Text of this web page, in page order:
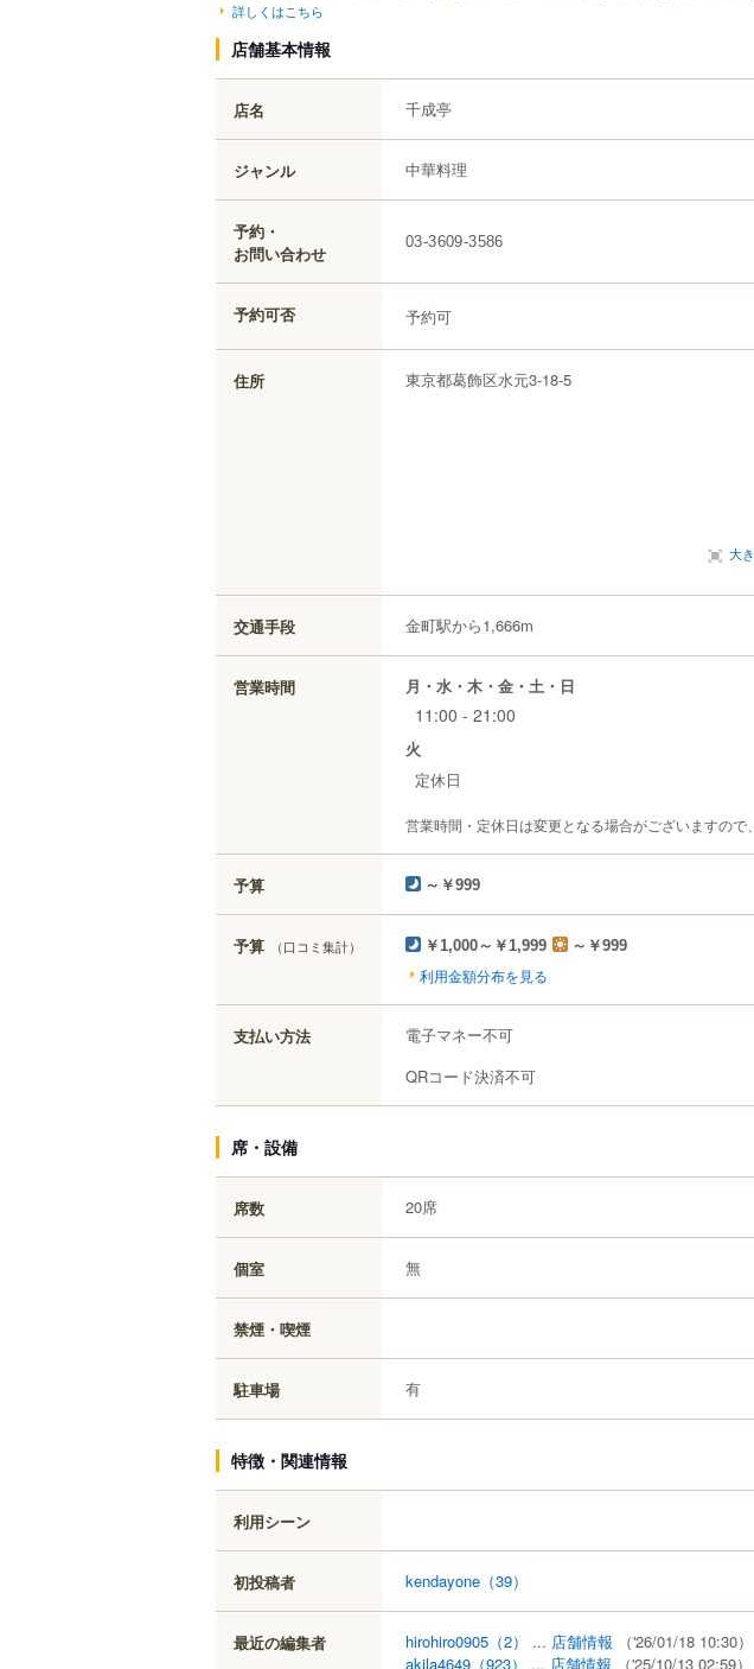
詳しくはこちら
店舗基本情報
店名 千成亭
ジャンル 中華料理
予約・
お問い合わせ
03-3609-3586
予約可否 予約可
住所 東京都葛飾区水元3-18-5
大
交通手段 金町駅から1,666m
営業時間 月・水・木・金・土・日
11:00 - 21:00
火
定休日
営業時間・定休日は変更となる場合がございますので
予算 ～￥999
予算 （口コミ集計） ￥1,000～￥1,999 ～￥999
利用金額分布を見る
支払い方法
電子マネー不可
QRコード決済不可
席・設備
席数 20席
個室 無
禁煙・喫煙
駐車場 有
特徴・関連情報
利用シーン
初投稿者 kendayone （39）
最近の編集者 hirohiro0905 （2） ... 店舗情報
（'26/01/18 10:30）
akila4649 （923） ... 店舗情報 （'25/10/13 02:59）